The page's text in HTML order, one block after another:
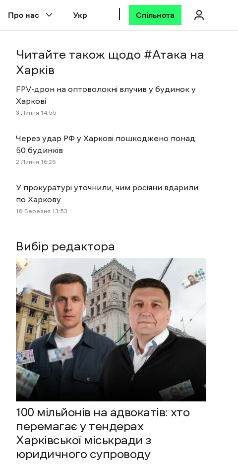
Про нас Укр Спільнота
Вибір редактора
100 мільйонів на адвокатів: хто
перемагає у тендерах
Харківської міськради з
юридичного супроводу
Читайте також щодо #Атака на
Харків
FPV-дрон на оптоволокні влучив у будинок у
Харкові
3 Липня 14:55
Через удар РФ у Харкові пошкоджено понад
50 будинків
2 Липня 16:25
У прокуратурі уточнили, чим росіяни вдарили
по Харкову
18 Березня 13:53